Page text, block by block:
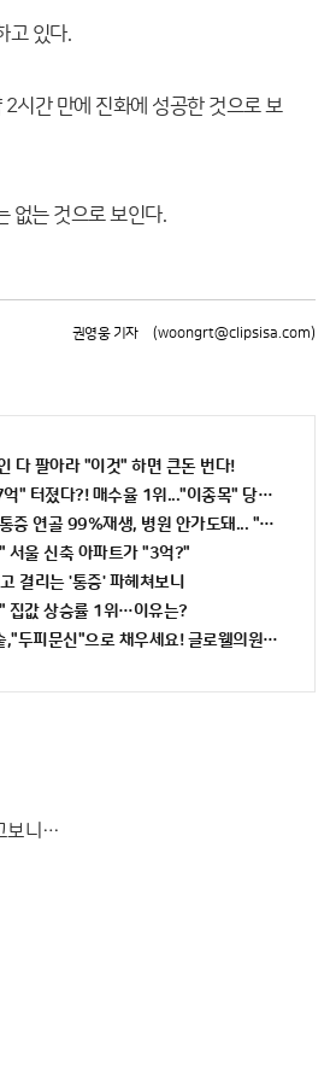
고 있다.
시간 만에 진화에 성공한 것으로 보
없는 것으로 보인다.
권영웅 기자 (woongrt@clipsisa.com)
!
"!
다 팔아라 "이것" 하면 큰돈 번다!
" 터졌다?! 매수율 1위..."이종목" 당장사라!
증 연골 99%재생, 병원 안가도돼... "충격"
서울 신축 아파트가 "3억?"
결리는 '통증' 파헤쳐보니
집값 상승률 1위…이유는?
,"두피문신"으로 채우세요! 글로웰의원 의)96837
보니…